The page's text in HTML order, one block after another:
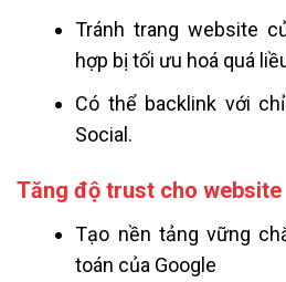
Tránh trang website
hợp bị tối ưu hoá quá
Có thể backlink với
Social.
Tăng độ trust cho website
Tạo nền tảng vững
toán của Google